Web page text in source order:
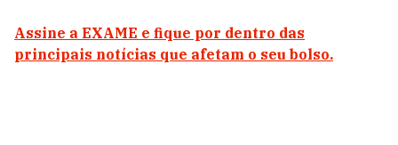
Assine a EXAME e fique por dentro das
principais notícias que afetam o seu bolso.